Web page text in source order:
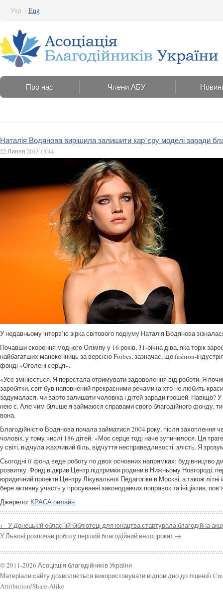
Укр | Eng
Про нас Члени АБУ
Наталія Водянова вирішила залишити кар’єру моделі заради
22 Липня 2013 13:44
У недавньому інтерв’ю зірка світового подіуму Наталія Водянова
Почавши скорення модного Олімпу у 16 років, 31-річна діва, яка торік
найбагатших манекенниць за версією Forbes, зазначає, що fashion-
фонді «Оголені серця».
«Усе змінюється. Я перестала отримувати задоволення від роботи. Я
заробітки, світ був наповнений прекрасними речами (а хто не любить
задумалася: чи варто залишати чоловіка і дітей заради грошей.
нею є. Але чим більше я займаюся справами свого благодійного фонду,
вона.
Благодійністю Водянова почала займатися 2004 року, після
чоловік, у тому числі 186 дітей: «Моє серце тоді наче зупинилося. Ця
у світі, відчула жахливий біль, відчуття несправедливості, злість. Я
Сьогодні її фонд веде роботу по двох основних напрямках: будівництво
розвитку. Фонд відкрив Центр підтримки родини в Нижньому Новгороді,
юридичний проекти Центру Лікувальної Педагогіки в Москві, а також
бере активну участь у просуванні законодавчих поправок та ініціатив,
Джерело: КРАСА онлайн
← У Донецькій обласній бібліотеці для юнацтва стартувала благодійна
У Львові розпочав роботу перший благодійний велопрокат →
© 2011-2026 Асоціація благодійників України
Матеріали сайту дозволяється використовувати відповідно до ліцензії
Attribution/Share-Alike